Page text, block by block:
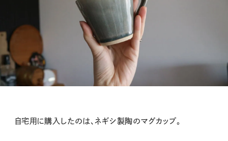
自宅用に購入したのは、ネギシ製陶のマグカップ。